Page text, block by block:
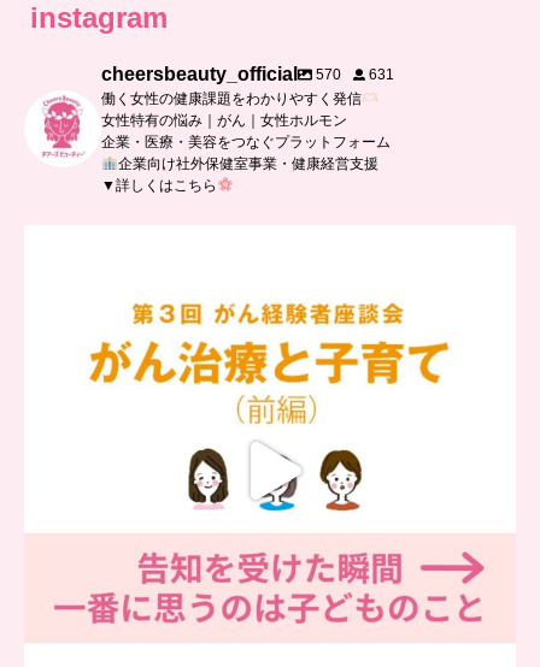
instagram
cheersbeauty_official 570
631
働く女性の健康課題をわかりやすく発信
女性特有の悩み｜がん｜女性ホルモン
企業・医療・美容をつなぐプラットフォーム
企業向け社外保健室事業・健康経営支援
▼詳しくはこちら